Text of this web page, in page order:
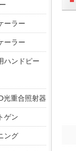
ーラー
ーラー
ハンドピー
光重合照射器
ゲン
ング